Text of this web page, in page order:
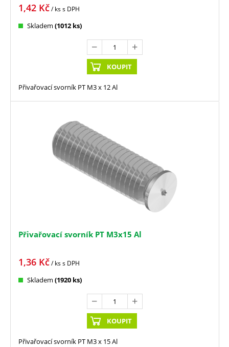
1,42 Kč/ kss DPH
Skladem (1012 ks)
KOUPIT
Přivařovací svorník PT M3 x 12 Al
Přivařovací svorník PT M3x15 Al
1,36 Kč/ kss DPH
Skladem (1920 ks)
KOUPIT
Přivařovací svorník PT M3 x 15 Al